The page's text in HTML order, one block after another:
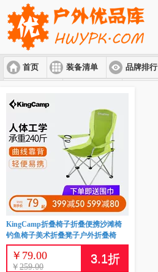
首页 装备清单 品牌排行
KingCamp折叠椅子折叠便携沙滩椅
钓鱼椅子美术折叠凳子户外折叠椅
￥ 79.00
￥ 259.00
3.1折